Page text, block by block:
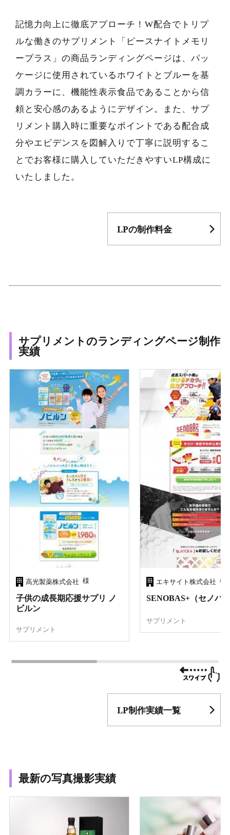
記憶力向上に徹底アプローチ！W配合でトリプ
ルな働きのサプリメント「ピースナイトメモリ
ープラス」の商品ランディングページは、パッ
ケージに使用されているホワイトとブルーを基
調カラーに、機能性表示食品であることから信
頼と安心感のあるようにデザイン。また、サプ
リメント購入時に重要なポイントである配合成
分やエビデンスを図解入りで丁寧に説明するこ
とでお客様に購入していただきやすいLP構成に
いたしました。
LPの制作料金
サプリメントのランディングページ制作
実績
高光製薬株式会社 様
子供の成長期応援サプリ ノ
ビルン
サプリメント
エキサイト株式会社 様
SENOBAS+（セノバ
サプリメント
LP制作実績一覧
最新の写真撮影実績